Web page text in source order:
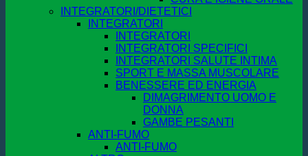
INTEGRATORI/DIETETICI
INTEGRATORI
INTEGRATORI
INTEGRATORI SPECIFICI
INTEGRATORI SALUTE INTIMA
SPORT E MASSA MUSCOLARE
BENESSERE ED ENERGIA
DIMAGRIMENTO UOMO E
DONNA
GAMBE PESANTI
ANTI-FUMO
ANTI-FUMO